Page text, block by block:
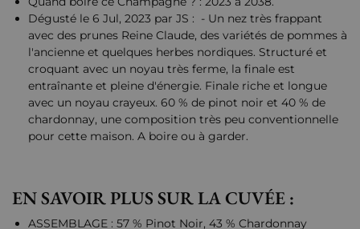
Dégusté le 6 Jul, 2023 par JS : - Un nez très frappant
avec des prunes Reine Claude, des variétés de pommes à
l'ancienne et quelques herbes nordiques. Structuré et
croquant avec un noyau très ferme, la finale est
entraînante et pleine d'énergie. Finale riche et longue
avec un noyau crayeux. 60 % de pinot noir et 40 % de
chardonnay, une composition très peu conventionnelle
pour cette maison. A boire ou à garder.
EN SAVOIR PLUS SUR LA CUVÉE :
ASSEMBLAGE : 57 % Pinot Noir, 43 % Chardonnay